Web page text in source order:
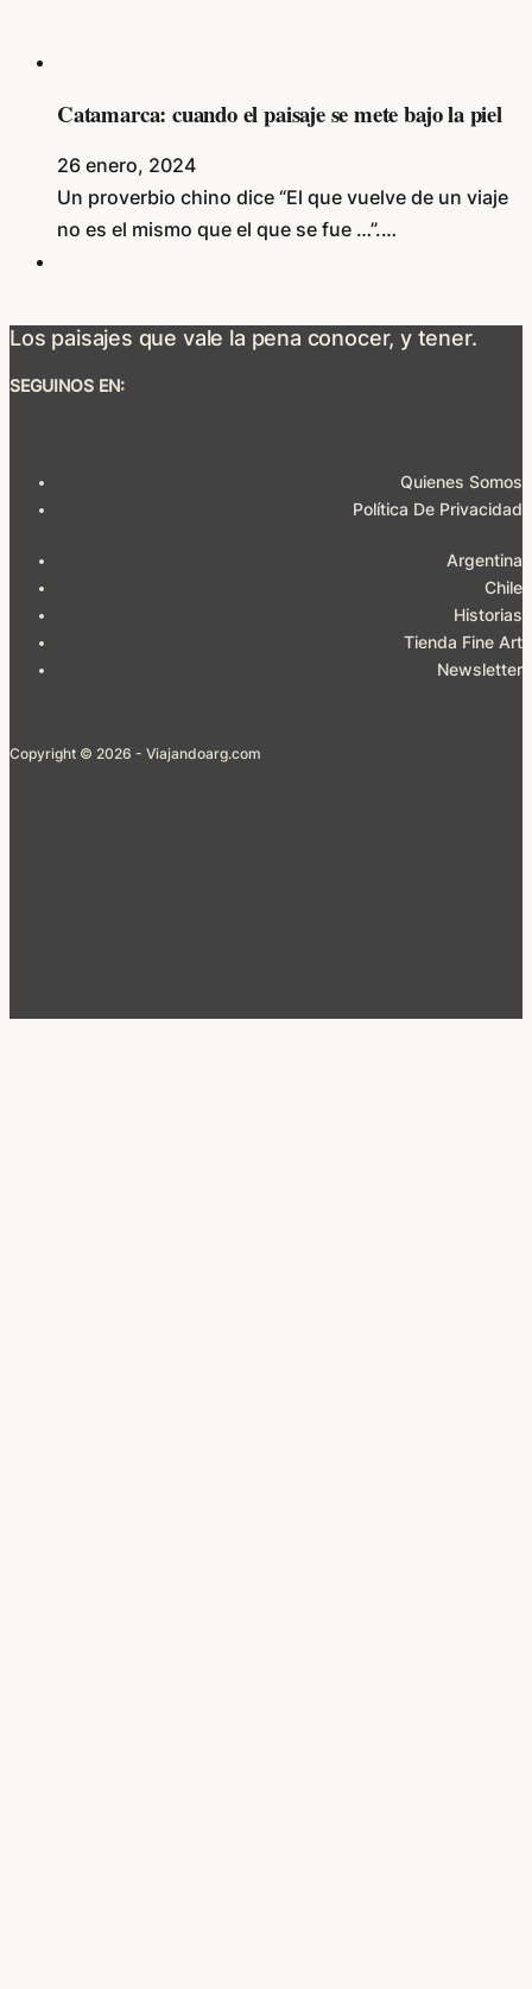
Catamarca: cuando el paisaje se mete bajo la piel
26 enero, 2024
Un proverbio chino dice “El que vuelve de un viaje
no es el mismo que el que se fue …”.…
Los paisajes que vale la pena conocer, y tener.
SEGUINOS EN:
Quienes Somos
Política De Privacidad
Argentina
Chile
Historias
Tienda Fine Art
Newsletter
Copyright © 2026 - Viajandoarg.com